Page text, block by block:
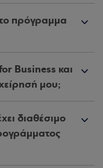
πρόγραμμα
Business και
μου;
διαθέσιμο